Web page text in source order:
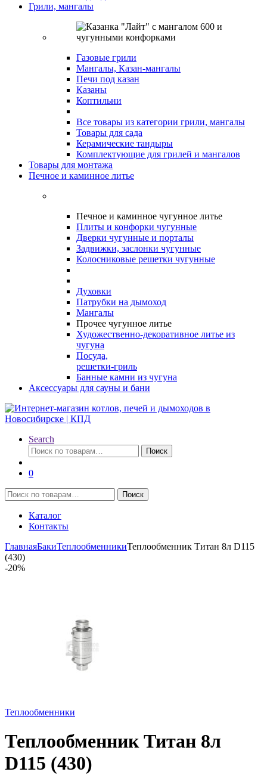
Грили, мангалы
Газовые грили
Мангалы, Казан-мангалы
Печи под казан
Казаны
Коптильни
Все товары из категории грили, мангалы
Товары для сада
Керамические тандыры
Комплектующие для грилей и мангалов
Товары для монтажа
Печное и каминное литье
Печное и каминное чугунное литье
Плиты и конфорки чугунные
Дверки чугунные и порталы
Задвижки, заслонки чугунные
Колосниковые решетки чугунные
Духовки
Патрубки на дымоход
Мангалы
Прочее чугунное литье
Художественно-декоративное литье из
чугуна
Посуда,
решетки-гриль
Банные камни из чугуна
Аксессуары для сауны и бани
Search
Искать:
Поиск
0
Искать:
Поиск
Каталог
Контакты
ГлавнаяБакиТеплообменникиТеплообменник Титан 8л D115
(430)
-20%
Теплообменники
Теплообменник Титан 8л
D115 (430)